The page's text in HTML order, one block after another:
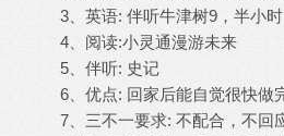
3、英语: 伴听牛津树9，半小
4、阅读:小灵通漫游未来
5、伴听: 史记
6、优点: 回家后能自觉很快做
7、三不一要求: 不配合，不回